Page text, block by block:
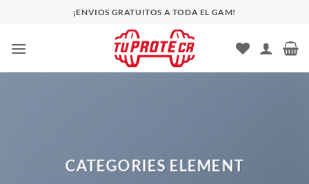
contenido
¡ENVIOS GRATUITOS A TODA EL GAM!
CATEGORIES ELEMENT